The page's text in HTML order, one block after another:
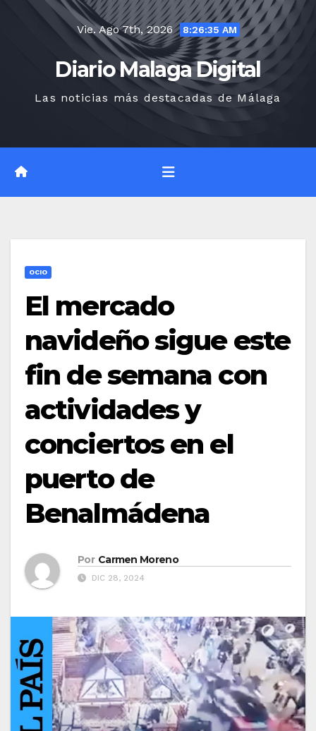
Vie. Ago 7th, 2026 8:26:36 AM
Diario Malaga Digital
Las noticias más destacadas de Málaga
OCIO
El mercado
navideño sigue este
fin de semana con
actividades y
conciertos en el
puerto de
Benalmádena
Por Carmen Moreno
DIC 28, 2024